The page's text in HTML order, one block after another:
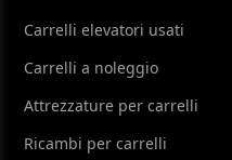
Carrelli elevatori usati
Carrelli a noleggio
Attrezzature per carrelli
Ricambi per carrelli